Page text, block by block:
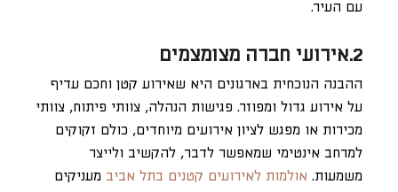
עם העיר.
2.אירועי חברה מצומצמים
ההבנה הנוכחית בארגונים היא שאירוע קטן וחכם עדיף
על אירוע גדול ומפוזר. פגישות הנהלה, צוותי פיתוח, צוותי
מכירות או מפגש לציון אירועים מיוחדים, כולם זקוקים
למרחב אינטימי שמאפשר לדבר, להקשיב ולייצר
משמעות. אולמות לאירועים קטנים בתל אביב מעניקים